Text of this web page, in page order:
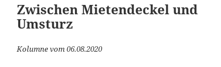
Zwischen Mietendeckel und
Umsturz
Kolumne vom 06.08.2020